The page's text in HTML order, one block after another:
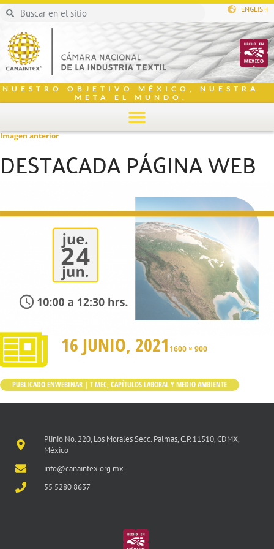
ENGLISH
NUESTRO OBJETIVO MÉXICO, NUESTRA
META EL MUNDO.
Imagen anterior
DESTACADA PÁGINA WEB
16 JUNIO, 2021 1600 × 900
PUBLICADO ENWEBINAR | T MEC, CAPÍTULOS LABORAL Y MEDIO AMBIENTE
Plinio No. 220, Los Morales Secc. Palmas, C.P. 11510, CDMX,
México
info@canaintex.org.mx
55 5280 8637